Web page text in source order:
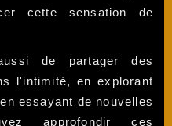
cette sensation de
de partager des
l'intimité, en explorant
essayant de nouvelles
approfondir ces